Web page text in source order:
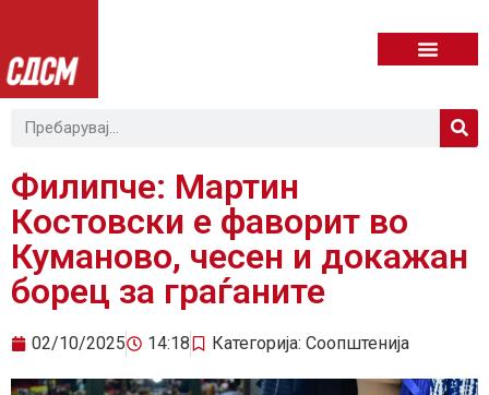
Филипче: Мартин
Костовски е фаворит во
Куманово, чесен и докажан
борец за граѓаните
02/10/2025 14:18 Категорија: Соопштенија